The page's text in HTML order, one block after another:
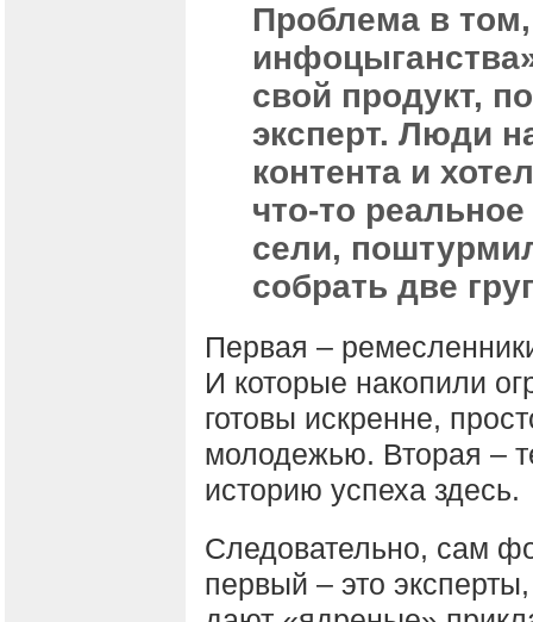
Проблема в
свой продукт,
эксперт. Люди
контента и
что-то
сели,
собрать две
Первая –
И которые накопили
готовы искренне,
молодежью. Вторая –
историю успеха здесь.
Следовательно, сам
первый – это